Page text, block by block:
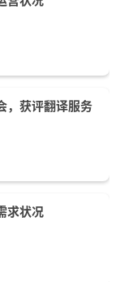
，获评翻译服务
求状况